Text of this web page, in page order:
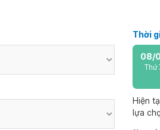
Thời
08/
Thứ
Hiện
lựa